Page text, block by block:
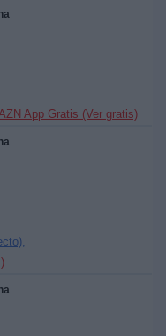
App Gratis (Ver gratis)